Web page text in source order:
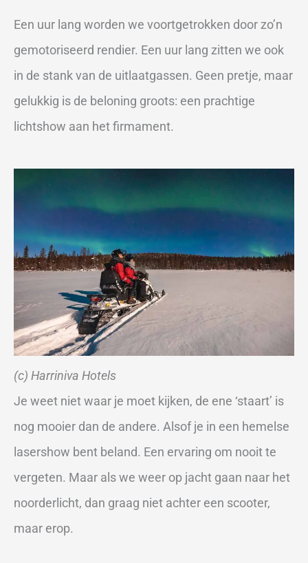
Een uur lang worden we voortgetrokken door zo’n
gemotoriseerd rendier. Een uur lang zitten we ook
in de stank van de uitlaatgassen. Geen pretje, maar
gelukkig is de beloning groots: een prachtige
lichtshow aan het firmament.
(c) Harriniva Hotels
Je weet niet waar je moet kijken, de ene ‘staart’ is
nog mooier dan de andere. Alsof je in een hemelse
lasershow bent beland. Een ervaring om nooit te
vergeten. Maar als we weer op jacht gaan naar het
noorderlicht, dan graag niet achter een scooter,
maar erop.